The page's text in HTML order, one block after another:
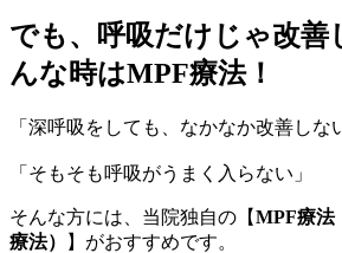
でも、呼吸だけじゃ改
んな時はMPF療法！
「深呼吸をしても、なかなか改善しな
「そもそも呼吸がうまく入らない」
そんな方には、当院独自の【MPF療法
療法）
】がおすすめです。